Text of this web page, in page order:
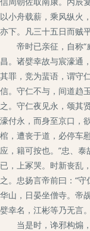
以小舟载薪，乘风纵火
亦下。凡三十五日而贼
帝时已亲征，自称“
昌。诸嬖幸故与宸濠通
其罪，竞为蜚语，谓守
信。守仁不与，间道趋
之。守仁夜见永，颂其
濠付永，而身至京口，
棺，遭丧于道，必停车
应，籍可按也。”忠、
已，上冢哭。时新丧乱
之。忠扬言帝前曰：“
华山，日晏坐僧寺。帝
嬖幸名，江彬等乃无言。
当是时，谗邪构煽，